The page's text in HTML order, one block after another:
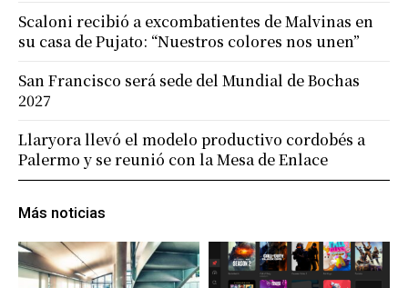
Más noticias
Scaloni recibió a excombatientes de Malvinas en
su casa de Pujato: “Nuestros colores nos unen”
San Francisco será sede del Mundial de Bochas
2027
Llaryora llevó el modelo productivo cordobés a
Palermo y se reunió con la Mesa de Enlace